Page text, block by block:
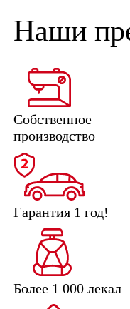
Наши
Собственное
производство
Гарантия 1 год!
Более 1 000 лекал